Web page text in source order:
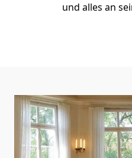
und alles an